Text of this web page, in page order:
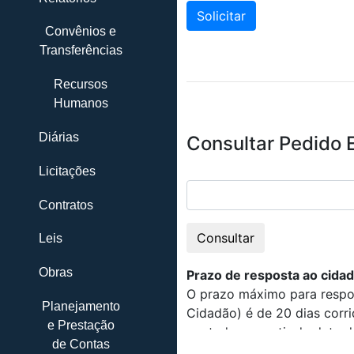
Convênios e
Transferências
Recursos
Humanos
Diárias
Licitações
Contratos
Leis
Obras
Planejamento
e Prestação
de Contas